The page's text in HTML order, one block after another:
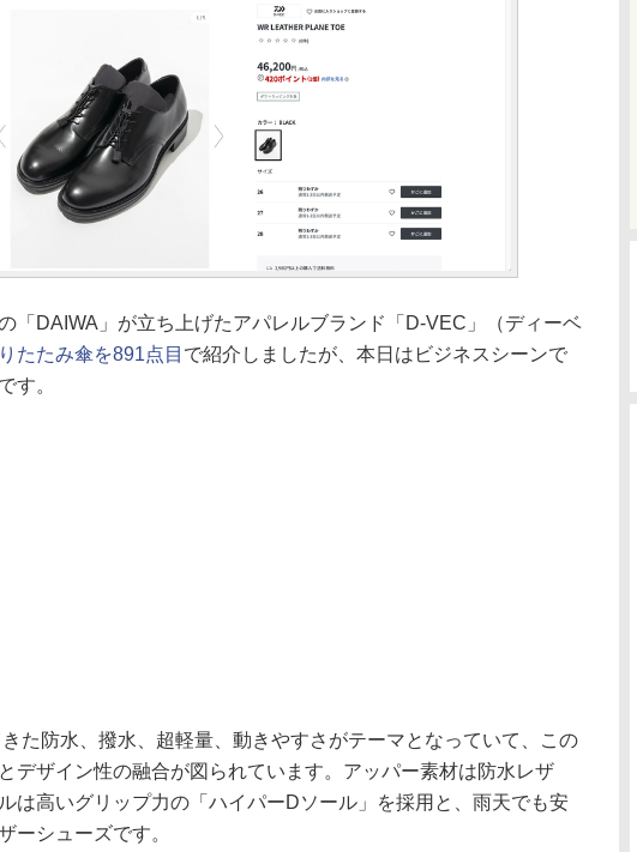
「DAIWA」が立ち上げたアパレルブランド「D-VEC」（ディーベ
たたみ傘を891点目 で紹介しましたが、本日はビジネスシーンで
す。
た防水、撥水、超軽量、動きやすさがテーマとなっていて、この
デザイン性の融合が図られています。アッパー素材は防水レザ
は高いグリップ力の「ハイパーDソール」を採用と、雨天でも安
ーシューズです。